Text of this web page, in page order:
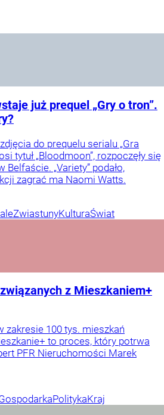
już prequel „Gry o tron”.
do prequelu serialu „Gra
tytuł „Bloodmoon”, rozpoczęły się
„Variety” podało,
zagrać ma Naomi Watts.
ZwiastunyKulturaŚwiat
z Mieszkaniem+
zakresie 100 tys. mieszkań
to proces, który potrwa
PFR Nieruchomości Marek
PolitykaKraj